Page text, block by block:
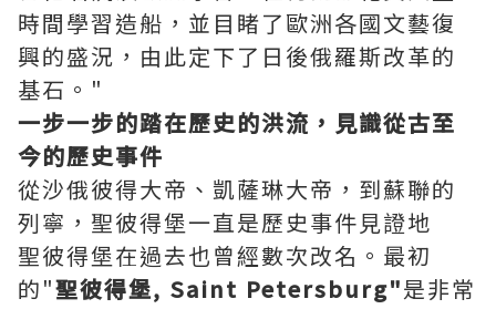
時間學習造船，並目睹了歐洲各國文藝復
興的盛況，由此定下了日後俄羅斯改革的
基石。"
一步一步的踏在歷史的洪流，見識從古至
今的歷史事件
從沙俄彼得大帝、凱薩琳大帝，到蘇聯的
列寧，聖彼得堡一直是歷史事件見證地
聖彼得堡在過去也曾經數次改名。最初
的"聖彼得堡, Saint Petersburg"是非常